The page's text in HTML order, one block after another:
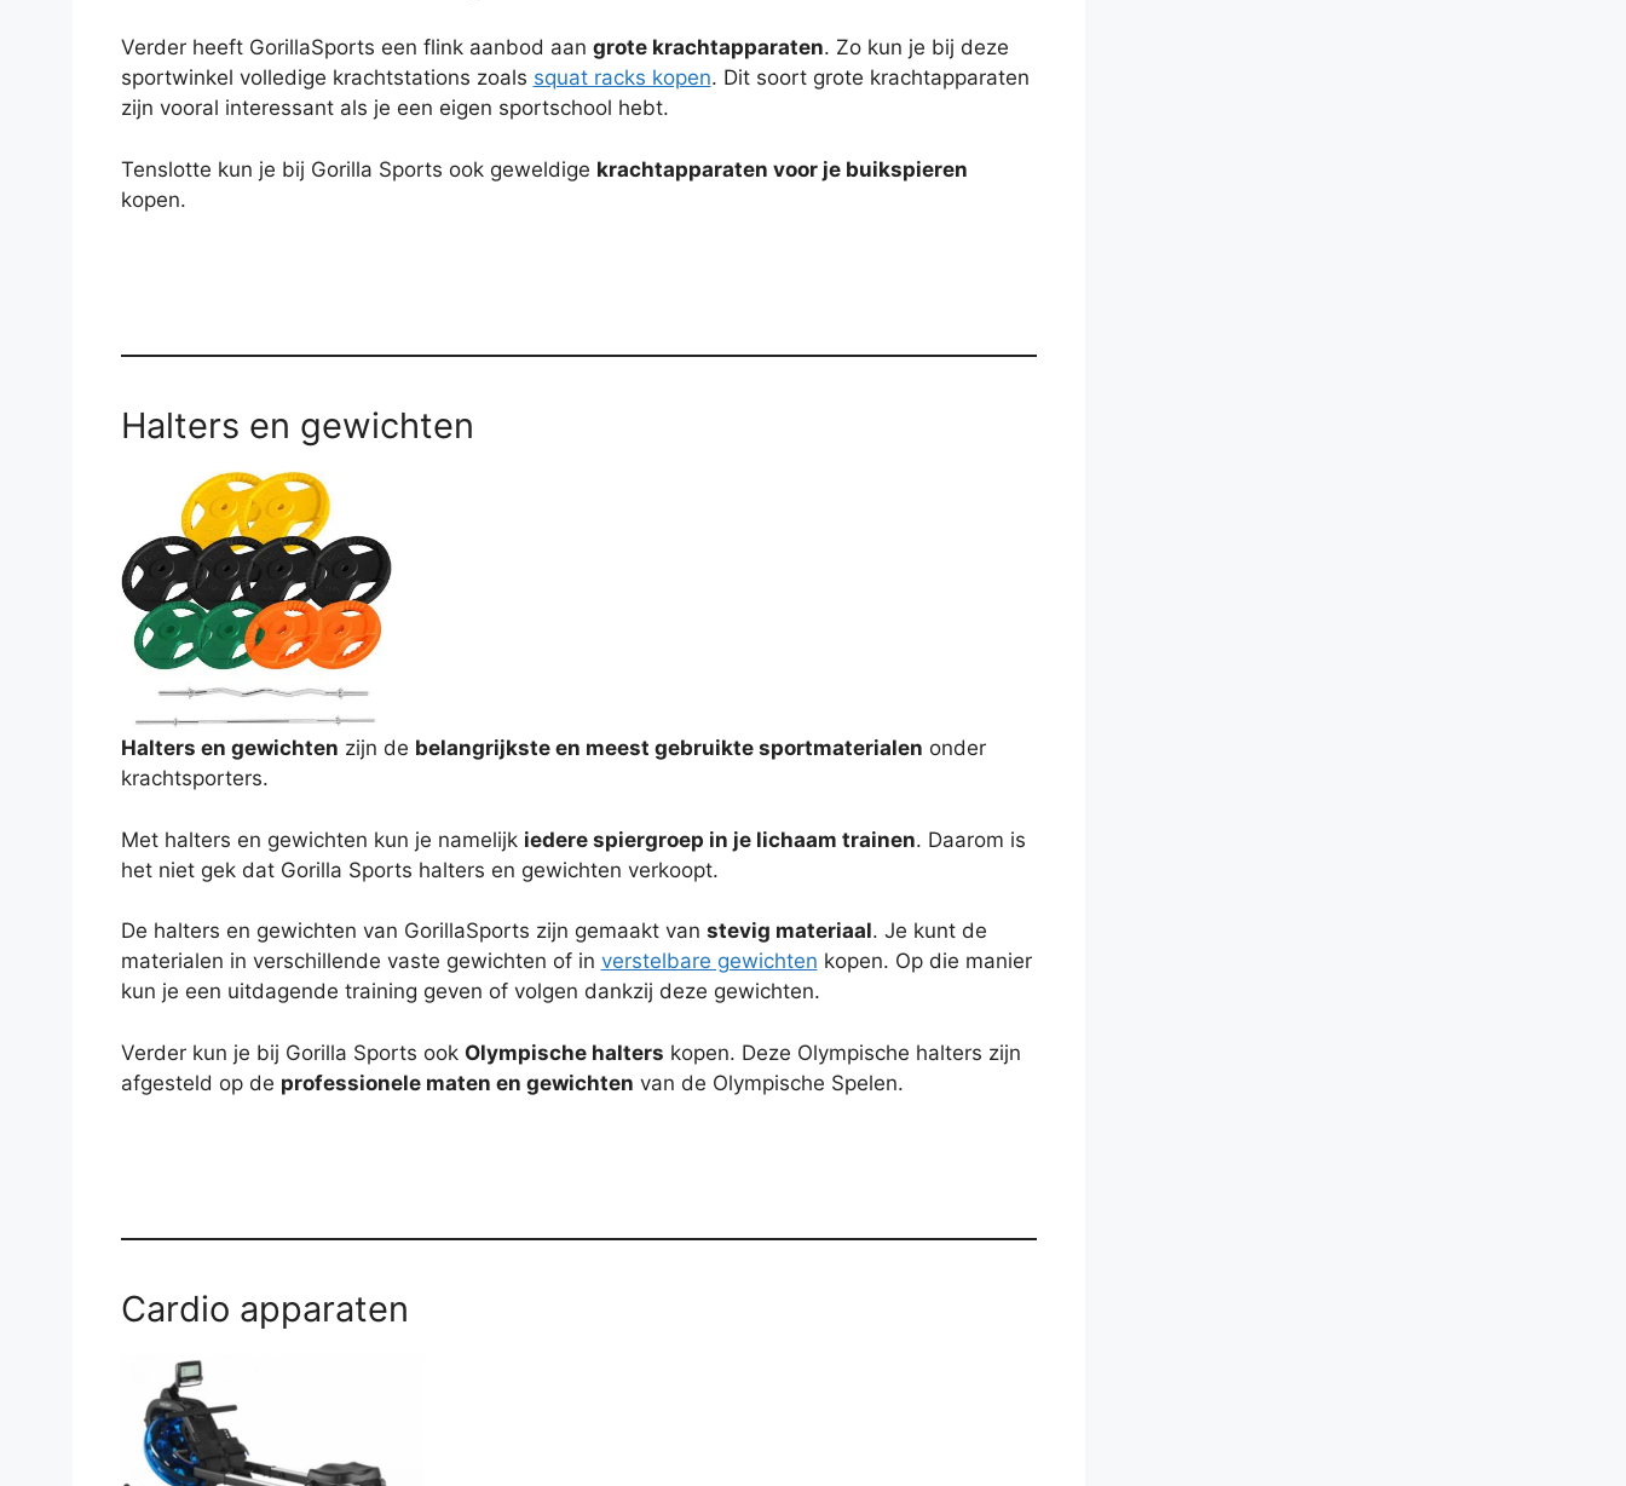
Verder heeft GorillaSports een flink aanbod aan grote krachtapparaten. Zo kun je bij deze
sportwinkel volledige krachtstations zoals squat racks kopen. Dit soort grote krachtapparaten
zijn vooral interessant als je een eigen sportschool hebt.
Tenslotte kun je bij Gorilla Sports ook geweldige krachtapparaten voor je buikspieren
kopen.
Halters en gewichten
Halters en gewichten zijn de belangrijkste en meest gebruikte sportmaterialen onder
krachtsporters.
Met halters en gewichten kun je namelijk iedere spiergroep in je lichaam trainen. Daarom is
het niet gek dat Gorilla Sports halters en gewichten verkoopt.
De halters en gewichten van GorillaSports zijn gemaakt van stevig materiaal. Je kunt de
materialen in verschillende vaste gewichten of in verstelbare gewichten kopen. Op die manier
kun je een uitdagende training geven of volgen dankzij deze gewichten.
Verder kun je bij Gorilla Sports ook Olympische halters kopen. Deze Olympische halters zijn
afgesteld op de professionele maten en gewichten van de Olympische Spelen.
Cardio apparaten